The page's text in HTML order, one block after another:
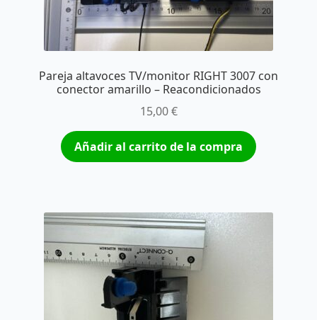
Pareja altavoces TV/monitor RIGHT 3007 con
conector amarillo – Reacondicionados
15,00€
Añadir al carrito de la compra